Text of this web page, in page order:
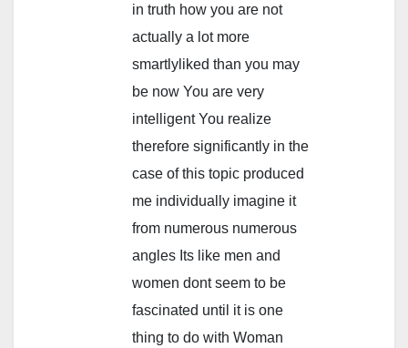
in truth how you are not
actually a lot more
smartlyliked than you may
be now You are very
intelligent You realize
therefore significantly in the
case of this topic produced
me individually imagine it
from numerous numerous
angles Its like men and
women dont seem to be
fascinated until it is one
thing to do with Woman